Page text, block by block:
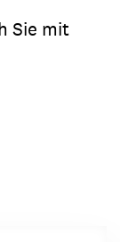
Sie mit